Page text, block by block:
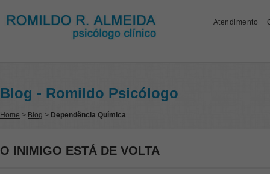
Atendimento
Blog - Romildo Psicólogo
Home > Blog > Dependência Química
O INIMIGO ESTÁ DE VOLTA